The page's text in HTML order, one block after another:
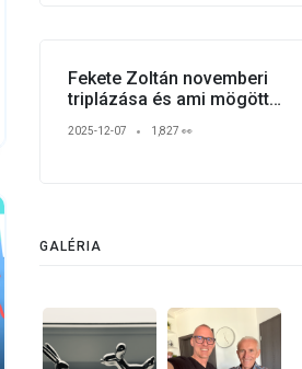
Fekete Zoltán novemberi
triplázása és ami mögötte
2025-12-07 1,827 👀
GALÉRIA